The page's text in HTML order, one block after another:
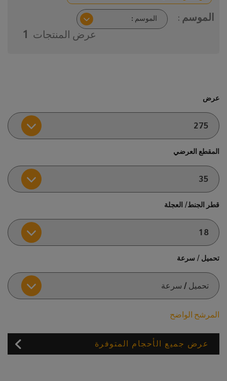
الموسم :
عرض المنتجات
1
عرض
المقطع العرضي
قطر الجنط/ العجلة
تحميل / سرعة
المرشح الواضح
عرض جميع الأحجام المتوفرة